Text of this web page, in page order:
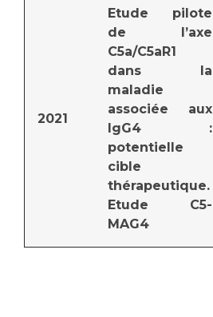
2021
Etude pilote
de l’axe
C5a/C5aR1
dans la
maladie
associée aux
IgG4 :
potentielle
cible
thérapeutique.
Etude C5-
MAG4